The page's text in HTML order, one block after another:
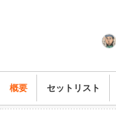
概要 セットリスト